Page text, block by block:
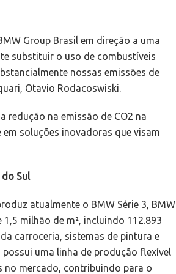
Group Brasil em direção a uma
substituir o uso de combustíveis
nossas emissões de
Otavio Rodacoswiski.
redução na emissão de CO2 na
soluções inovadoras que visam
Sul
atualmente o BMW Série 3, BMW
milhão de m², incluindo 112.893
carroceria, sistemas de pintura e
uma linha de produção flexível
no mercado, contribuindo para o